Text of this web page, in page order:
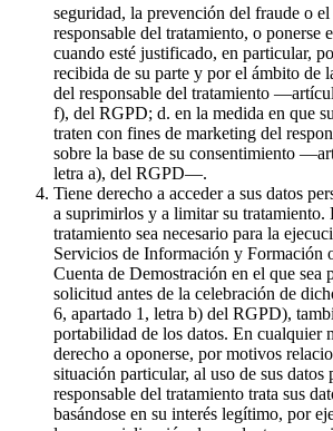
seguridad, la prevención del fraude o
responsable del tratamiento, o ponerse
cuando esté justificado, en particular,
recibida de su parte y por el ámbito de
del responsable del tratamiento
f), del RGPD; d. en la medida en que
traten con fines de marketing del
sobre la base de su consentimiento
letra a), del RGPD—.
Tiene derecho a acceder a sus datos
a suprimirlos y a limitar su tratamiento.
tratamiento sea necesario para la
Servicios de Información y Formación
Cuenta de Demostración en el que sea
solicitud antes de la celebración de
6, apartado 1, letra b) del RGPD),
portabilidad de los datos. En cualquier
derecho a oponerse, por motivos
situación particular, al uso de sus datos
responsable del tratamiento trata sus
basándose en su interés legítimo, por